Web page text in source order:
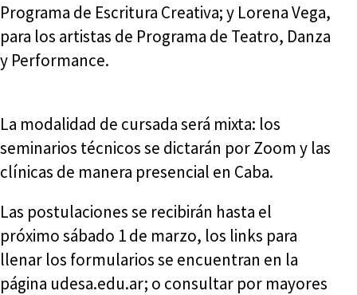
Programa de Escritura Creativa; y Lorena Vega,
para los artistas de Programa de Teatro, Danza
y Performance.
La modalidad de cursada será mixta: los
seminarios técnicos se dictarán por Zoom y las
clínicas de manera presencial en Caba.
Las postulaciones se recibirán hasta el
próximo sábado 1 de marzo, los links para
llenar los formularios se encuentran en la
página udesa.edu.ar; o consultar por mayores